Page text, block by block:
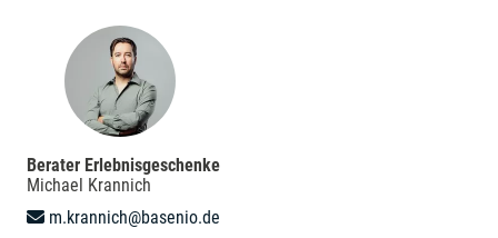
Berater Erlebnisgeschenke
Michael Krannich
m.krannich@basenio.de